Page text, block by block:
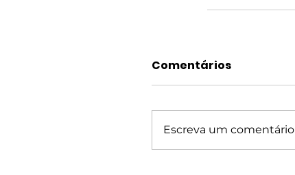
Comentários
Escreva um comentário